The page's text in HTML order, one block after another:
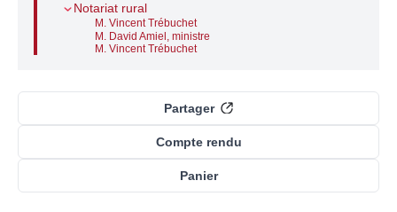
Notariat rural
M. Vincent Trébuchet
M. David Amiel, ministre
M. Vincent Trébuchet
Compte rendu
Panier
Partager